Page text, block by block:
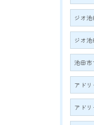
ジオ
ジオ
池田
アド
アド